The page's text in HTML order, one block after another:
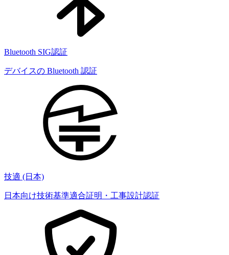
Bluetooth SIG認証
デバイスの Bluetooth 認証
技適 (日本)
日本向け技術基準適合証明・工事設計認証